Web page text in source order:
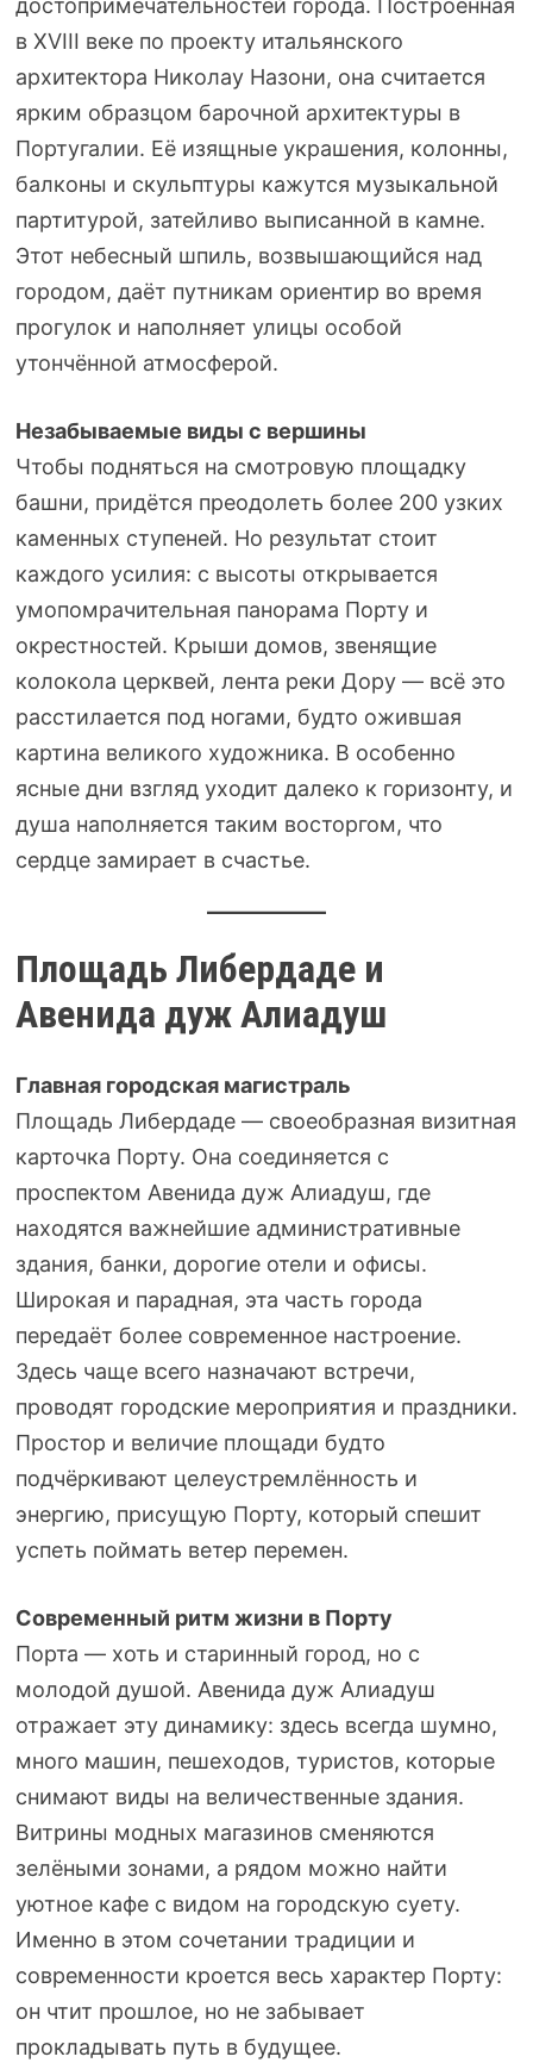
достопримечательностей города. Построенная
в XVIII веке по проекту итальянского
архитектора Николау Назони, она считается
ярким образцом барочной архитектуры в
Португалии. Её изящные украшения, колонны,
балконы и скульптуры кажутся музыкальной
партитурой, затейливо выписанной в камне.
Этот небесный шпиль, возвышающийся над
городом, даёт путникам ориентир во время
прогулок и наполняет улицы особой
утончённой атмосферой.
Незабываемые виды с вершины
Чтобы подняться на смотровую площадку
башни, придётся преодолеть более 200 узких
каменных ступеней. Но результат стоит
каждого усилия: с высоты открывается
умопомрачительная панорама Порту и
окрестностей. Крыши домов, звенящие
колокола церквей, лента реки Дору — всё это
расстилается под ногами, будто ожившая
картина великого художника. В особенно
ясные дни взгляд уходит далеко к горизонту, и
душа наполняется таким восторгом, что
сердце замирает в счастье.
Площадь Либердаде и
Авенида дуж Алиадуш
Главная городская магистраль
Площадь Либердаде — своеобразная визитная
карточка Порту. Она соединяется с
проспектом Авенида дуж Алиадуш, где
находятся важнейшие административные
здания, банки, дорогие отели и офисы.
Широкая и парадная, эта часть города
передаёт более современное настроение.
Здесь чаще всего назначают встречи,
проводят городские мероприятия и праздники.
Простор и величие площади будто
подчёркивают целеустремлённость и
энергию, присущую Порту, который спешит
успеть поймать ветер перемен.
Современный ритм жизни в Порту
Порта — хоть и старинный город, но с
молодой душой. Авенида дуж Алиадуш
отражает эту динамику: здесь всегда шумно,
много машин, пешеходов, туристов, которые
снимают виды на величественные здания.
Витрины модных магазинов сменяются
зелёными зонами, а рядом можно найти
уютное кафе с видом на городскую суету.
Именно в этом сочетании традиции и
современности кроется весь характер Порту:
он чтит прошлое, но не забывает
прокладывать путь в будущее.